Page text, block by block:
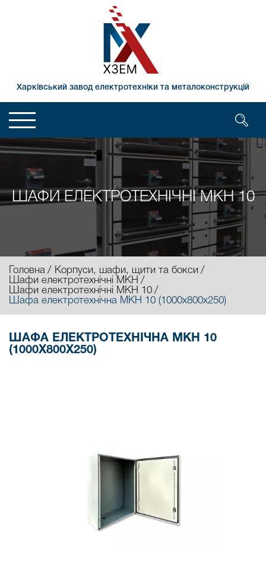
Харківський завод електротехніки та металоконструкцій
ШАФИ ЕЛЕКТРОТЕХНІЧНІ МКН 10
Головна
Корпуси, шафи, щити та бокси
Шафи електротехнічні МКН
Шафи електротехнічні МКН 10
Шафа електротехнічна МКН 10 (1000х800х250)
ШАФА ЕЛЕКТРОТЕХНІЧНА МКН 10
(1000Х800Х250)